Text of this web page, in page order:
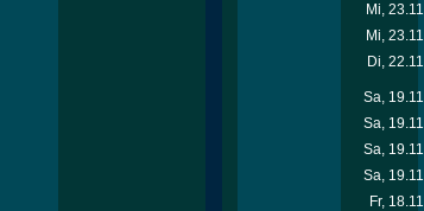
Mi,
Mi,
Di,
Sa,
Sa,
Sa,
Sa,
Fr,